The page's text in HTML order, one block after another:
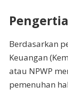
Berdasarkan
Keuangan
atau NPWP
pemenuhan